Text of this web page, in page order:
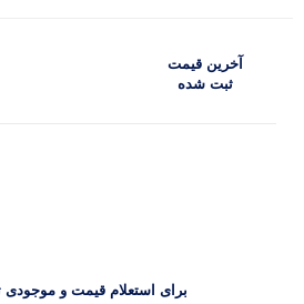
آخرین‌ قیمت
ثبت‌ شده
برای استعلام قیمت و موجودی